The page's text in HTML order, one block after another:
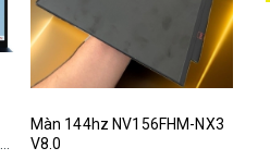
Màn 144hz NV156FHM-NX3
V8.0